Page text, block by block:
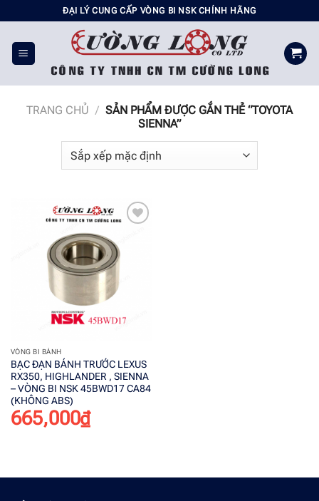
đến
nội
dung
ĐẠI LÝ CUNG CẤP VÒNG BI NSK CHÍNH HÃNG
TRANG CHỦ / SẢN PHẨM ĐƯỢC GẮN THẺ “TOYOTA
SIENNA”
Add to
VÒNG BI BÁNH
BẠC ĐẠN BÁNH TRƯỚC LEXUS
RX350, HIGHLANDER , SIENNA
– VÒNG BI NSK 45BWD17 CA84
(KHÔNG ABS)
665,000₫